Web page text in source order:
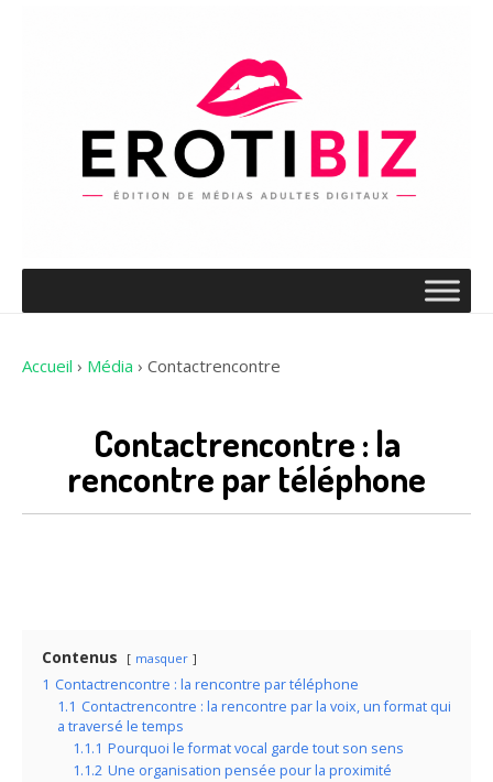
Accueil › Média › Contactrencontre
Contactrencontre : la
rencontre par téléphone
Contenus masquer
1 Contactrencontre : la rencontre par téléphone
1.1 Contactrencontre : la rencontre par la voix, un format qui
a traversé le temps
1.1.1 Pourquoi le format vocal garde tout son sens
1.1.2 Une organisation pensée pour la proximité